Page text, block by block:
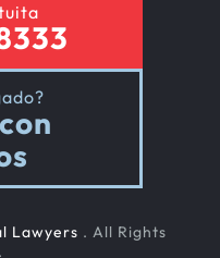
Lawyers . All Rights